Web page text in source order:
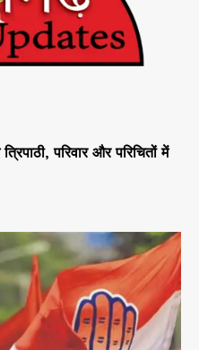
परिवार और परिचितों में